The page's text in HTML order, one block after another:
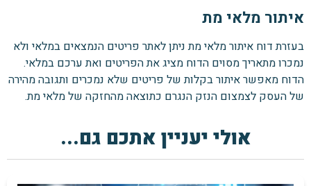
איתור מלאי מת
בעזרת דוח איתור מלאי מת ניתן לאתר פריטים הנמצאים במלאי ולא
נמכרו מתאריך מסוים הדוח מציג את הפריטים ואת ערכם במלאי.
הדוח מאפשר איתור בקלות של פריטים שלא נמכרים ותגובה מהירה
של העסק לצמצום הנזק הנגרם כתוצאה מהחזקה של מלאי מת.
אולי יעניין אתכם גם...